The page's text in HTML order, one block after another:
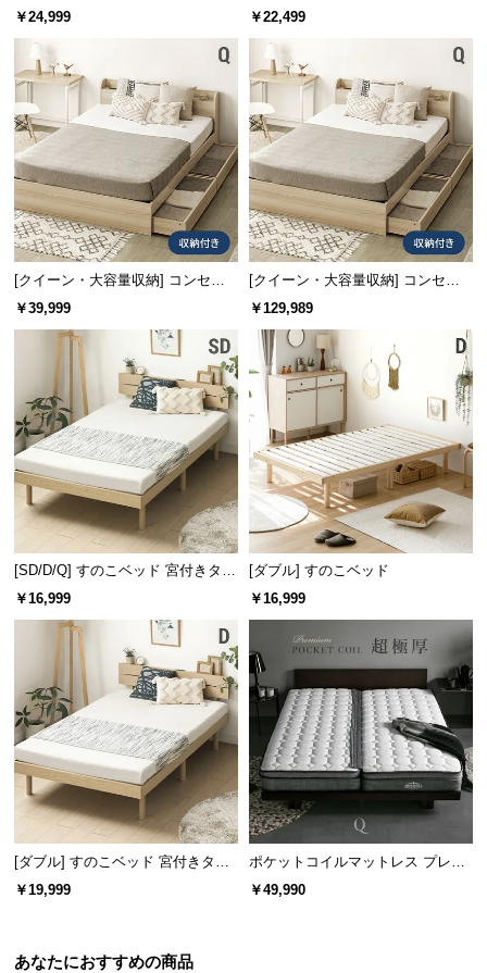
イン ベッドフレーム 木目調
￥24,999
cm Q
￥22,499
[クイーン・大容量収納] コンセン
ト機能付きベッド 収納左右組み換
￥39,999
[クイーン・大容量収納] コンセン
ト機能付きベッド ユーロトップマ
￥129,989
[SD/D/Q] すのこベッド 宮付きタイ
プ 2口コンセント
￥16,999
[ダブル] すのこベッド
￥16,999
[ダブル] すのこベッド 宮付きタイ
プ 2口コンセント
￥19,999
ポケットコイルマットレス プレミ
アム 超極厚 厚さ25cm Q
￥49,990
あなたにおすすめの商品